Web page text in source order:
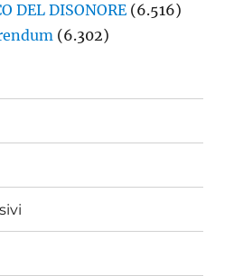
DEL DISONORE (6.516)
(6.302)